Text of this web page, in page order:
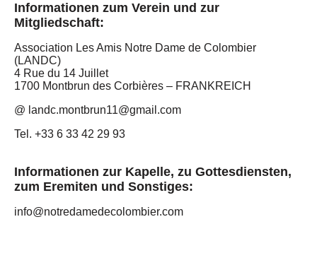
Informationen zum Verein und zur
Mitgliedschaft:
Association Les Amis Notre Dame de Colombier
(LANDC)
4 Rue du 14 Juillet
1700 Montbrun des Corbières – FRANKREICH
@ landc.montbrun11@gmail.com
Tel. +33 6 33 42 29 93
Informationen zur Kapelle, zu Gottesdiensten,
zum Eremiten und Sonstiges:
info@notredamedecolombier.com